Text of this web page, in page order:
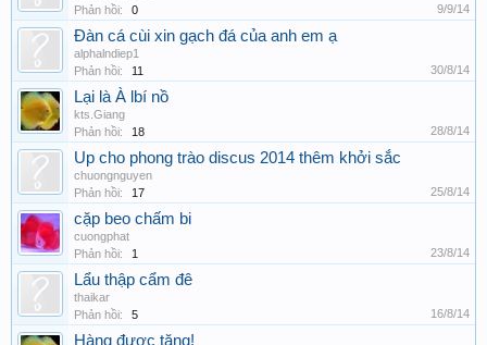
Phản hồi:
0 9/9/14
Đàn cá cùi xin gạch đá của anh em ạ
alphalndiep1
Phản hồi:
11 30/8/14
Lại là À lbí nồ
kts.Giang
Phản hồi:
18 28/8/14
Up cho phong trào discus 2014 thêm khởi sắc
chuongnguyen
Phản hồi:
17 25/8/14
cặp beo chấm bi
cuongphat
Phản hồi:
1 23/8/14
Lẩu thập cẩm đê
thaikar
Phản hồi:
5 16/8/14
Hàng được tặng!